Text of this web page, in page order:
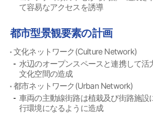
て容易なアクセスを誘導
都市型景観要素の計画
文化ネットワーク(Culture Network)
水辺のオープンスペースと連携して活
文化空間の造成
都市ネットワーク(Urban Network)
車両の主動線街路は植栽及び街路施設
行環境になるように造成